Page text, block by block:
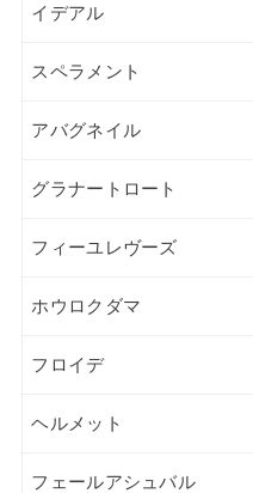
イデアル
スペラメント
アバグネイル
グラナートロート
フィーユレヴーズ
ホウロクダマ
フロイデ
ヘルメット
フェールアシュバル